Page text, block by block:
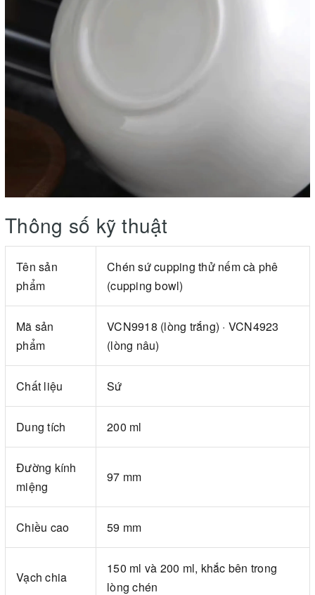
Thông số kỹ thuật
Tên sản
phẩm
Chén sứ cupping thử nếm cà phê
(cupping bowl)
Mã sản
phẩm
VCN9918 (lòng trắng) · VCN4923
(lòng nâu)
Chất liệu Sứ
Dung tích 200 ml
Đường kính
miệng
97 mm
Chiều cao 59 mm
Vạch chia
150 ml và 200 ml, khắc bên trong
lòng chén